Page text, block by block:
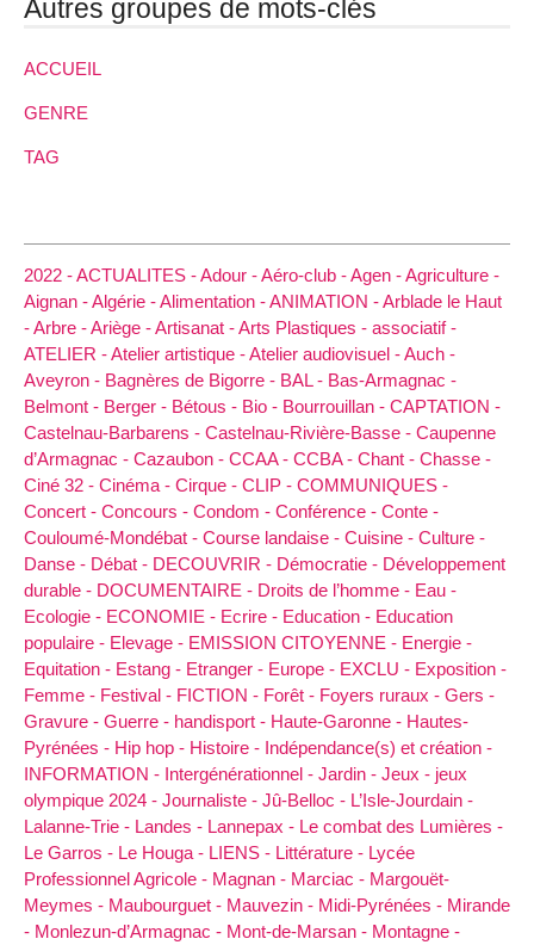
Autres groupes de mots-clés
ACCUEIL
GENRE
TAG
2022 -ACTUALITES -Adour -Aéro-club -Agen -Agriculture -
Aignan -Algérie -Alimentation -ANIMATION -Arblade le Haut
-Arbre -Ariège -Artisanat -Arts Plastiques - associatif -
ATELIER -Atelier artistique -Atelier audiovisuel -Auch -
Aveyron - Bagnères de Bigorre - BAL - Bas-Armagnac -
Belmont - Berger - Bétous - Bio - Bourrouillan - CAPTATION -
Castelnau-Barbarens - Castelnau-Rivière-Basse - Caupenne
d’Armagnac - Cazaubon - CCAA - CCBA - Chant - Chasse -
Ciné 32 - Cinéma - Cirque - CLIP - COMMUNIQUES -
Concert - Concours - Condom - Conférence - Conte -
Couloumé-Mondébat - Course landaise - Cuisine - Culture -
Danse - Débat - DECOUVRIR - Démocratie - Développement
durable - DOCUMENTAIRE - Droits de l’homme - Eau -
Ecologie - ECONOMIE - Ecrire - Education - Education
populaire - Elevage - EMISSION CITOYENNE - Energie -
Equitation - Estang - Etranger - Europe - EXCLU - Exposition -
Femme - Festival - FICTION - Forêt - Foyers ruraux - Gers -
Gravure - Guerre - handisport - Haute-Garonne - Hautes-
Pyrénées - Hip hop - Histoire - Indépendance(s) et création -
INFORMATION - Intergénérationnel - Jardin - Jeux - jeux
olympique 2024 - Journaliste - Jû-Belloc - L’Isle-Jourdain -
Lalanne-Trie - Landes - Lannepax - Le combat des Lumières -
Le Garros - Le Houga - LIENS - Littérature - Lycée
Professionnel Agricole - Magnan - Marciac - Margouët-
Meymes - Maubourguet - Mauvezin - Midi-Pyrénées - Mirande
- Monlezun-d’Armagnac - Mont-de-Marsan - Montagne -